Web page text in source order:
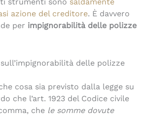
strumenti sono saldamente
azione del creditore. È davvero
per impignorabilità delle polizze
delle polizze
cosa sia previsto dalla legge su
che l’art. 1923 del Codice civile
che le somme dovute